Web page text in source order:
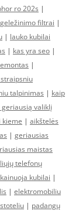
ro 202s |
filtrai |
| lauko kubilai
| kas yra seo |
|
talpinimas | kaip
valiklį
kieme | aikštelės
| geriausias
maistas
telefonų
kubilai |
| elektromobiliu
| padangų